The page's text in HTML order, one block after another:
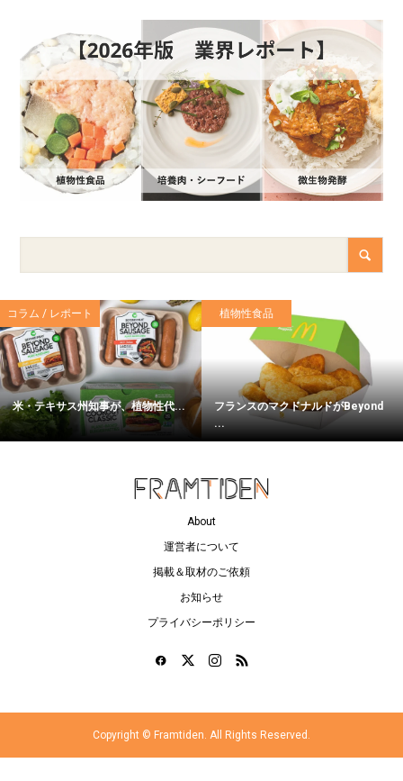
コラム / レポート
米・テキサス州知事が、植物性代...
植物性食品
フランスのマクドナルドがBeyond
...
About
運営者について
掲載＆取材のご依頼
お知らせ
プライバシーポリシー
Copyright © Framtiden. All Rights Reserved.